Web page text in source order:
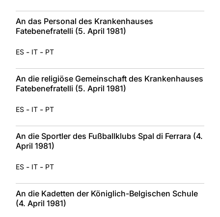
An das Personal des Krankenhauses
Fatebenefratelli (5. April 1981)
ES - IT - PT
An die religiöse Gemeinschaft des Krankenhauses
Fatebenefratelli (5. April 1981)
ES - IT - PT
An die Sportler des Fußballklubs Spal di Ferrara (4.
April 1981)
ES - IT - PT
An die Kadetten der Königlich-Belgischen Schule
(4. April 1981)